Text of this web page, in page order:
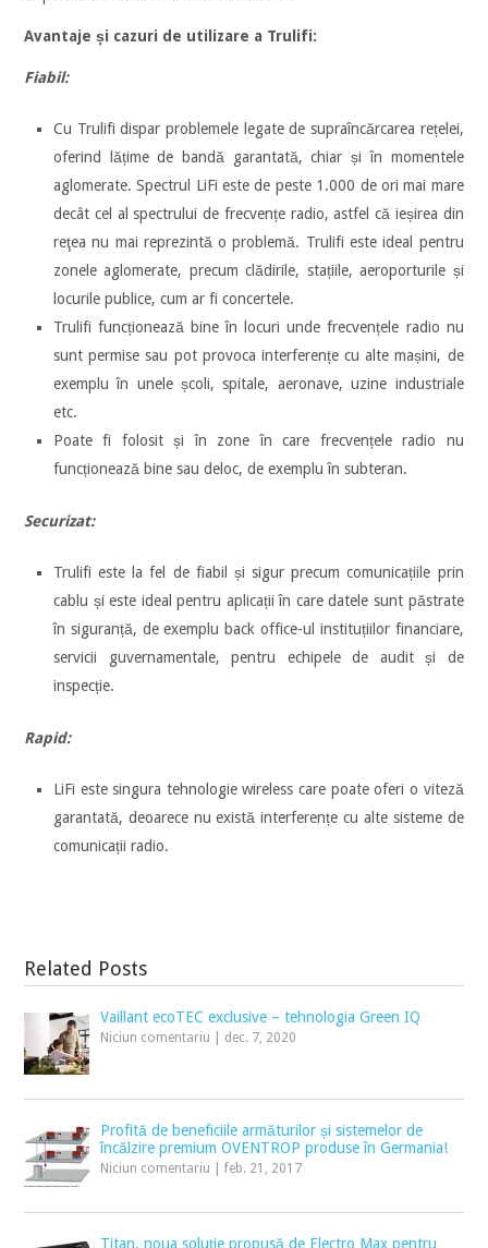
Avantaje și cazuri de utilizare a Trulifi:
Fiabil:
Cu Trulifi dispar problemele legate de supraîncărcarea rețelei,
oferind lățime de bandă garantată, chiar și în momentele
aglomerate. Spectrul LiFi este de peste 1.000 de ori mai mare
decât cel al spectrului de frecvențe radio, astfel că ieșirea din
reţea nu mai reprezintă o problemă. Trulifi este ideal pentru
zonele aglomerate, precum clădirile, stațiile, aeroporturile și
locurile publice, cum ar fi concertele.
Trulifi funcționează bine în locuri unde frecvențele radio nu
sunt permise sau pot provoca interferențe cu alte mașini, de
exemplu în unele școli, spitale, aeronave, uzine industriale
etc.
Poate fi folosit și în zone în care frecvențele radio nu
funcționează bine sau deloc, de exemplu în subteran.
Securizat:
Trulifi este la fel de fiabil și sigur precum comunicațiile prin
cablu și este ideal pentru aplicații în care datele sunt păstrate
în siguranță, de exemplu back office-ul instituțiilor financiare,
servicii guvernamentale, pentru echipele de audit și de
inspecție.
Rapid:
LiFi este singura tehnologie wireless care poate oferi o viteză
garantată, deoarece nu există interferențe cu alte sisteme de
comunicații radio.
Related Posts
Vaillant ecoTEC exclusive – tehnologia Green IQ
Niciun comentariu dec. 7, 2020
Profită de beneficiile armăturilor și sistemelor de
încălzire premium OVENTROP produse în Germania!
Niciun comentariu |feb. 21, 2017
Titan, noua soluție propusă de Electro Max pentru